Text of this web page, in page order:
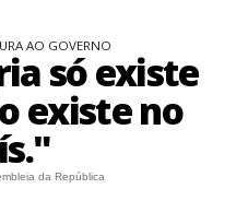
AO GOVERNO
só existe
existe no
da República